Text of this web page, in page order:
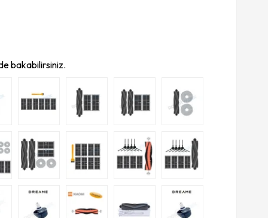
bakabilirsiniz.